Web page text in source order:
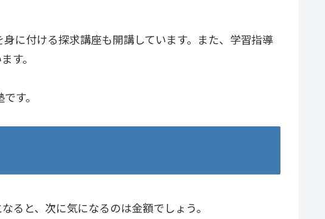
に付ける探求講座も開講しています。また、学習指導
す。
す。
ると、次に気になるのは金額でしょう。